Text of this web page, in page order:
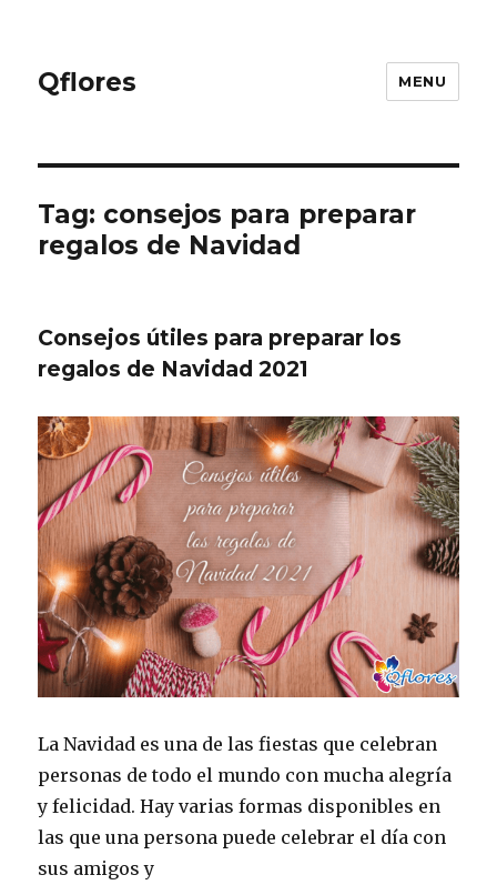
Qflores MENU
Tag: consejos para preparar
regalos de Navidad
Consejos útiles para preparar los
regalos de Navidad 2021
La Navidad es una de las fiestas que celebran
personas de todo el mundo con mucha alegría
y felicidad. Hay varias formas disponibles en
las que una persona puede celebrar el día con
sus amigos y